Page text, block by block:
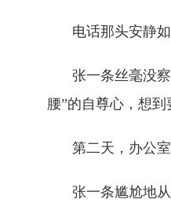
电话那头安静
张一条丝毫没
腰”的自尊心，想
第二天，办公
张一条尴尬地